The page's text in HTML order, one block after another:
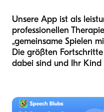
Unsere App ist als
professionellen
„gemeinsame Spielen
Die größten
dabei sind und Ihr Kind